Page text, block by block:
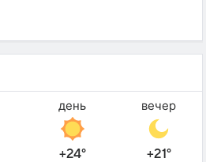
день
+24°
вечер
+21°